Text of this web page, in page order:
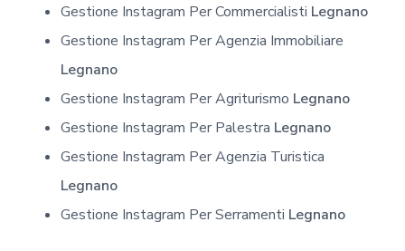
Gestione Instagram Per Commercialisti Legnano
Gestione Instagram Per Agenzia Immobiliare
Legnano
Gestione Instagram Per Agriturismo Legnano
Gestione Instagram Per Palestra Legnano
Gestione Instagram Per Agenzia Turistica
Legnano
Gestione Instagram Per Serramenti Legnano